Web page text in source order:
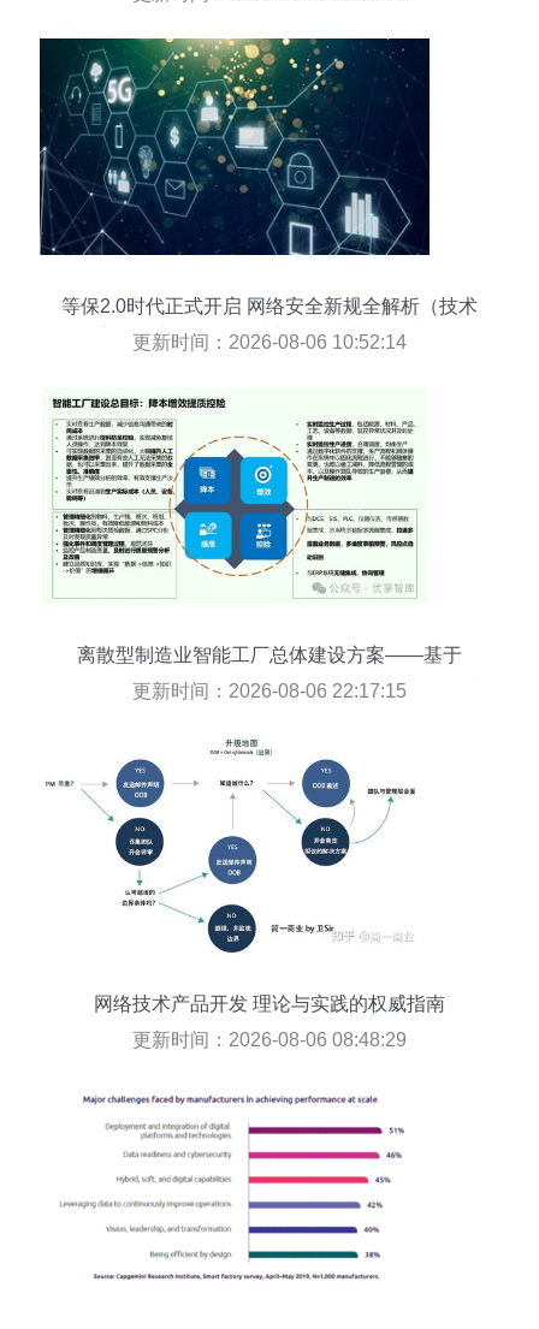
等保2.0时代正式开启 网络安全新规全解析（技术
安全要求篇）——助力网络技术开发升级
更新时间：2026-08-06 10:52:14
离散型制造业智能工厂总体建设方案——基于
ERP、MES、PLM、APS、WMS、CPS与网络技
更新时间：2026-08-06 22:17:15
网络技术产品开发 理论与实践的权威指南
更新时间：2026-08-06 08:48:29